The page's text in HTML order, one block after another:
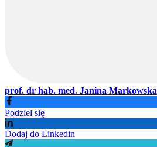
prof. dr hab. med. Janina Markowska
Podziel się
Dodaj do Linkedin